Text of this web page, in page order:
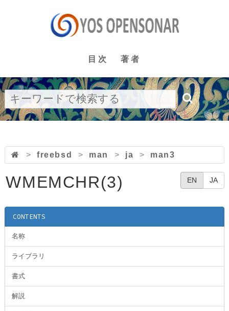
目次 著者
> freebsd > man > ja > man3
EN JA
WMEMCHR(3)
CONTENTS
名称
ライブラリ
書式
解説